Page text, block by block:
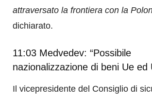
attraversato la frontiera con la
dichiarato.
11:03 Medvedev: “Possibile
nazionalizzazione di beni Ue ed
Il vicepresidente del Consiglio di